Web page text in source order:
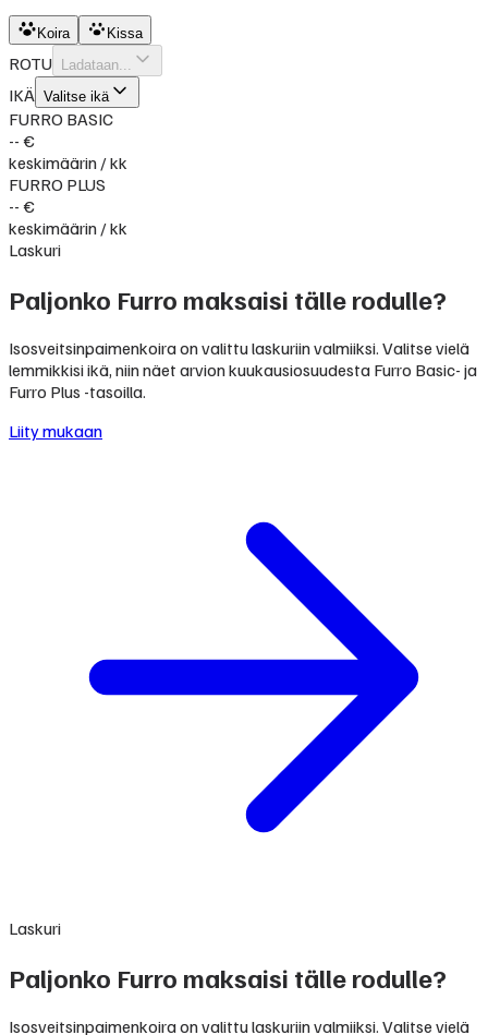
Koira Kissa
ROTU Ladataan...
IKÄ Valitse ikä
FURRO BASIC
-- €
keskimäärin / kk
FURRO PLUS
-- €
keskimäärin / kk
Laskuri
Paljonko Furro maksaisi tälle rodulle?
Isosveitsinpaimenkoira on valittu laskuriin valmiiksi. Valitse vielä
lemmikkisi ikä, niin näet arvion kuukausiosuudesta Furro Basic- ja
Furro Plus -tasoilla.
Liity mukaan
Laskuri
Paljonko Furro maksaisi tälle rodulle?
Isosveitsinpaimenkoira on valittu laskuriin valmiiksi. Valitse vielä